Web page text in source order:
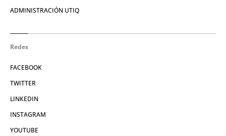
ADMINISTRACIÓN UTIQ
Redes
FACEBOOK
TWITTER
LINKEDIN
INSTAGRAM
YOUTUBE